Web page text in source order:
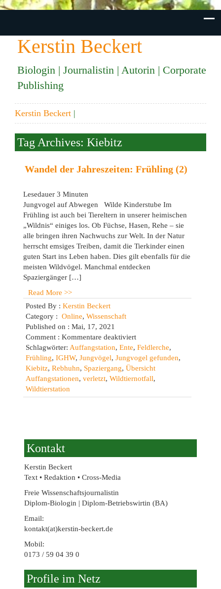
Kerstin Beckert
Biologin | Journalistin | Autorin | Corporate
Publishing
Kerstin Beckert |
Tag Archives: Kiebitz
Wandel der Jahreszeiten: Frühling (2)
Lesedauer 3 Minuten
Jungvogel auf Abwegen Wilde Kinderstube Im
Frühling ist auch bei Tiereltern in unserer heimischen
„Wildnis“ einiges los. Ob Füchse, Hasen, Rehe – sie
alle bringen ihren Nachwuchs zur Welt. In der Natur
herrscht emsiges Treiben, damit die Tierkinder einen
guten Start ins Leben haben. Dies gilt ebenfalls für die
meisten Wildvögel. Manchmal entdecken
Spaziergänger […]
Read More >>
Posted By : Kerstin Beckert
Category : Online, Wissenschaft
Published on : Mai, 17, 2021
Comment : Kommentare deaktiviertfür
Wandel
der
Jahreszeiten:
Frühling
Schlagwörter: Auffangstation, Ente, Feldlerche,
Frühling, IGHW, Jungvögel, Jungvogel gefunden,
Kiebitz, Rebhuhn, Spaziergang, Übersicht
Auffangstationen, verletzt, Wildtiernotfall,
Wildtierstation
Kontakt
Kerstin Beckert
Text • Redaktion • Cross-Media
Freie Wissenschaftsjournalistin
Diplom-Biologin | Diplom-Betriebswirtin (BA)
Email:
kontakt(at)kerstin-beckert.de
Mobil:
0173 / 59 04 39 0
Profile im Netz